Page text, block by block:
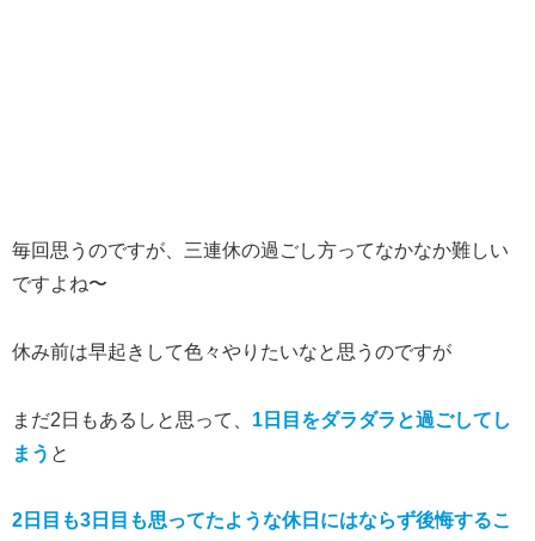
毎回思うのですが、三連休の過ごし方ってなかなか難しい
ですよね〜
休み前は早起きして色々やりたいなと思うのですが
まだ2日もあるしと思って、 1日目をダラダラと過ごしてし
まう と
2日目も3日目も思ってたような休日にはならず後悔するこ